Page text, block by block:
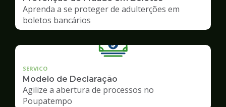
Aprenda a se proteger de adulterções em
boletos bancários
SERVICO
Modelo de Declaração
Agilize a abertura de processos no
Poupatempo